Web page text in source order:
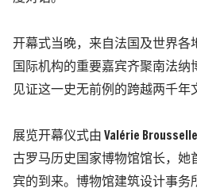
开幕式当晚，来自法国及世界各
国际机构的重要嘉宾齐聚南法纳
见证这一史无前例的跨越两千年
展览开幕仪式由 Valérie
古罗马历史国家博物馆馆长，她
宾的到来。博物馆建筑设计事务